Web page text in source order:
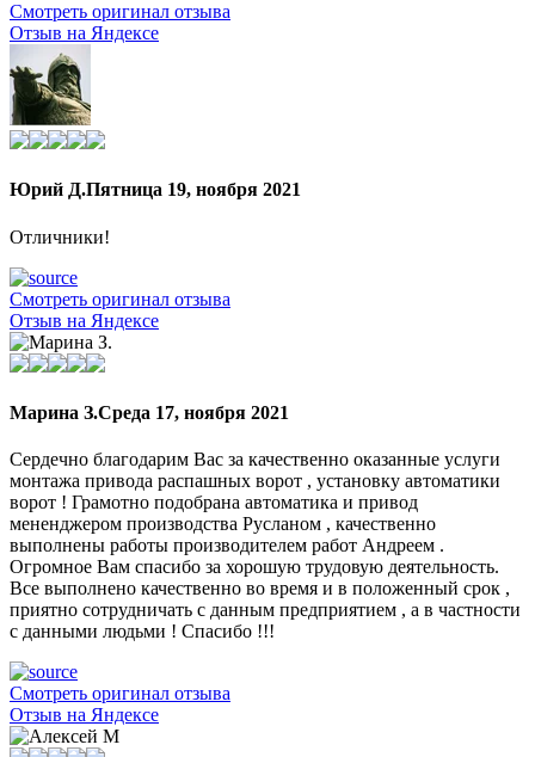
Смотреть оригинал отзыва
Отзыв на Яндексе
Юрий Д.Пятница 19, ноября 2021
Отличники!
Смотреть оригинал отзыва
Отзыв на Яндексе
Марина З.Среда 17, ноября 2021
Сердечно благодарим Вас за качественно оказанные услуги
монтажа привода распашных ворот , установку автоматики
ворот ! Грамотно подобрана автоматика и привод
мененджером производства Русланом , качественно
выполнены работы производителем работ Андреем .
Огромное Вам спасибо за хорошую трудовую деятельность.
Все выполнено качественно во время и в положенный срок ,
приятно сотрудничать с данным предприятием , а в частности
с данными людьми ! Спасибо !!!
Смотреть оригинал отзыва
Отзыв на Яндексе